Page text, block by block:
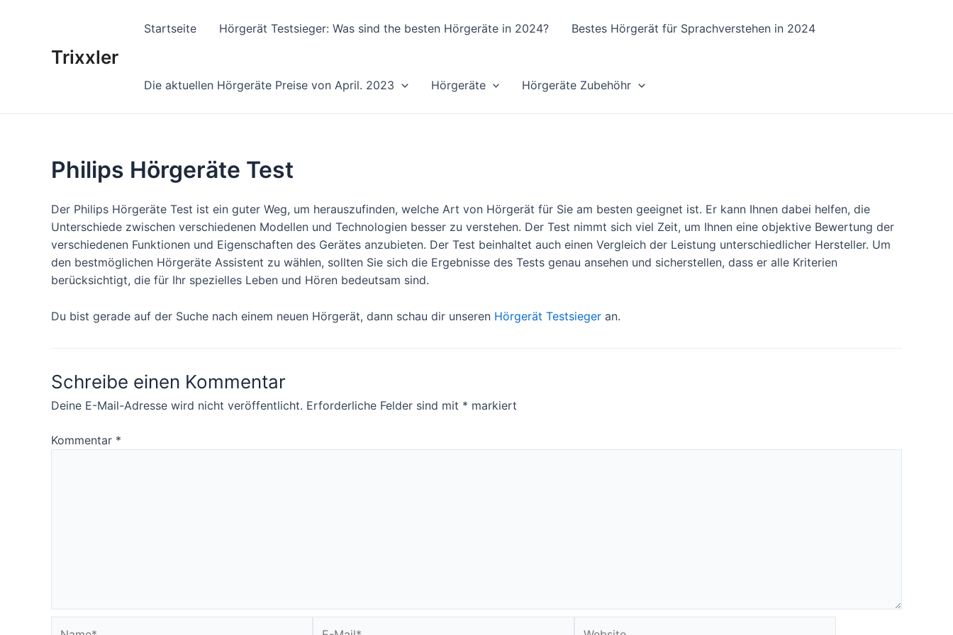
Trixxler
Startseite Hörgerät Testsieger: Was sind the besten Hörgeräte in 2024? Bestes Hörgerät für Sprachverstehen in 2024
Die aktuellen Hörgeräte Preise von April. 2023 Hörgeräte Hörgeräte Zubehöhr
Philips Hörgeräte Test
Der Philips Hörgeräte Test ist ein guter Weg, um herauszufinden, welche Art von Hörgerät für Sie am besten geeignet ist. Er kann Ihnen dabei helfen, die
Unterschiede zwischen verschiedenen Modellen und Technologien besser zu verstehen. Der Test nimmt sich viel Zeit, um Ihnen eine objektive Bewertung der
verschiedenen Funktionen und Eigenschaften des Gerätes anzubieten. Der Test beinhaltet auch einen Vergleich der Leistung unterschiedlicher Hersteller. Um
den bestmöglichen Hörgeräte Assistent zu wählen, sollten Sie sich die Ergebnisse des Tests genau ansehen und sicherstellen, dass er alle Kriterien
berücksichtigt, die für Ihr spezielles Leben und Hören bedeutsam sind.
Du bist gerade auf der Suche nach einem neuen Hörgerät, dann schau dir unseren Hörgerät Testsieger an.
Schreibe einen Kommentar
Deine E-Mail-Adresse wird nicht veröffentlicht. Erforderliche Felder sind mit * markiert
Kommentar *